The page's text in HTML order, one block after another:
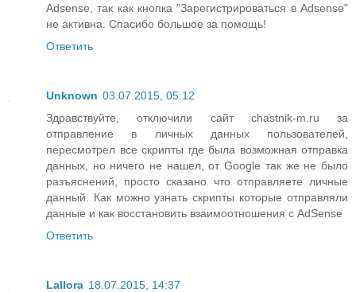
Adsense, так как кнопка "Зарегистрироваться в Adsense"
не активна. Спасибо большое за помощь!
Ответить
Unknown 03.07.2015, 05:12
Здравствуйте, отключили сайт chastnik-m.ru за
отправление в личных данных пользователей,
пересмотрел все скрипты где была возможная отправка
данных, но ничего не нашел, от Google так же не было
разъяснений, просто сказано что отправляете личные
данный. Как можно узнать скрипты которые отправляли
данные и как восстановить взаимоотношения с AdSense
Ответить
Lallora 18.07.2015, 14:37